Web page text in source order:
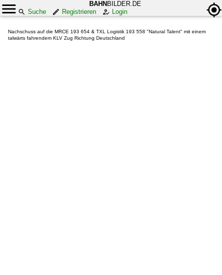
BAHN BILDER.DE
Suche
Registrieren Login
Nachschuss auf die MRCE 193 654 & TXL Logistik 193 558 "Natural Talent" mit einem
talwärts fahrendem KLV Zug Richtung Deutschland